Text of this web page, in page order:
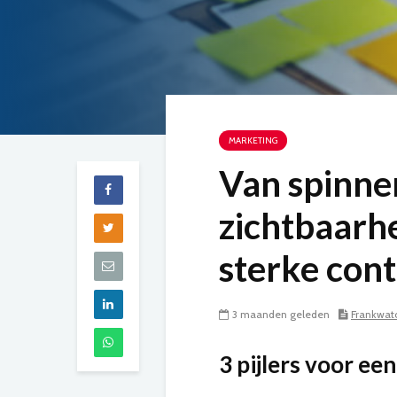
MARKETING
Van
sterke
3 maanden geleden
3 pijlers voor